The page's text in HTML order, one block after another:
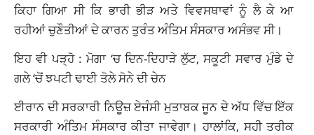
ਕਿਹਾ ਗਿਆ ਸੀ ਕਿ ਭਾਰੀ ਭੀੜ ਅਤੇ ਵਿਵਸਥਾਵਾਂ ਨੂੰ ਲੈ ਕੇ ਆ
ਰਹੀਆਂ ਚੁਣੌਤੀਆਂ ਦੇ ਕਾਰਨ ਤੁਰੰਤ ਅੰਤਿਮ ਸੰਸਕਾਰ ਅਸੰਭਵ ਸੀ।
ਇਹ ਵੀ ਪੜ੍ਹੋ :ਮੋਗਾ ‘ਚ ਦਿਨ-ਦਿਹਾੜੇ ਲੁੱਟ, ਸਕੂਟੀ ਸਵਾਰ ਮੁੰਡੇ ਦੇ
ਗਲੇ ‘ਚੋਂ ਝਪਟੀ ਢਾਈ ਤੋਲੇ ਸੋਨੇ ਦੀ ਚੇਨ
ਈਰਾਨ ਦੀ ਸਰਕਾਰੀ ਨਿਊਜ਼ ਏਜੰਸੀ ਮੁਤਾਬਕ ਜੂਨ ਦੇ ਅੱਧ ਵਿੱਚ ਇੱਕ
ਸਰਕਾਰੀ ਅੰਤਿਮ ਸੰਸਕਾਰ ਕੀਤਾ ਜਾਵੇਗਾ। ਹਾਲਾਂਕਿ, ਸਹੀ ਤਰੀਕ